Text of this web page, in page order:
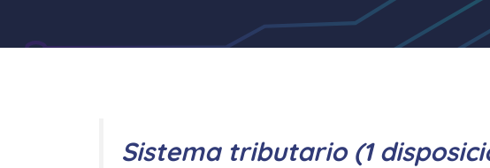
Sistema tributario (1